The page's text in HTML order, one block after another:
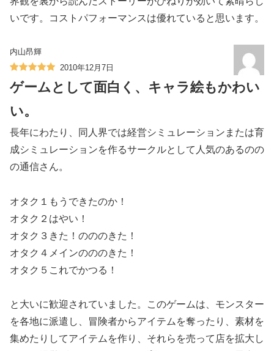
いです。コストパフォーマンスは優れていると思います。
内山昂輝
2010年12月7日
ゲームとして面白く、キャラ絵もかわい
い。
長年にわたり、同人界では経営シミュレーションまたは育
成シミュレーションを作るサークルとして人気のあるのの
の通信さん。
オタク１もうできたのか！
オタク２はやい！
オタク３きた！のののきた！
オタク４メインのののきた！
オタク５これでかつる！
と大いに歓迎されていました。このゲームは、モンスター
を各地に派遣し、冒険者からアイテムを奪ったり、素材を
集めたりしてアイテムを作り、それらを売って店を拡大し